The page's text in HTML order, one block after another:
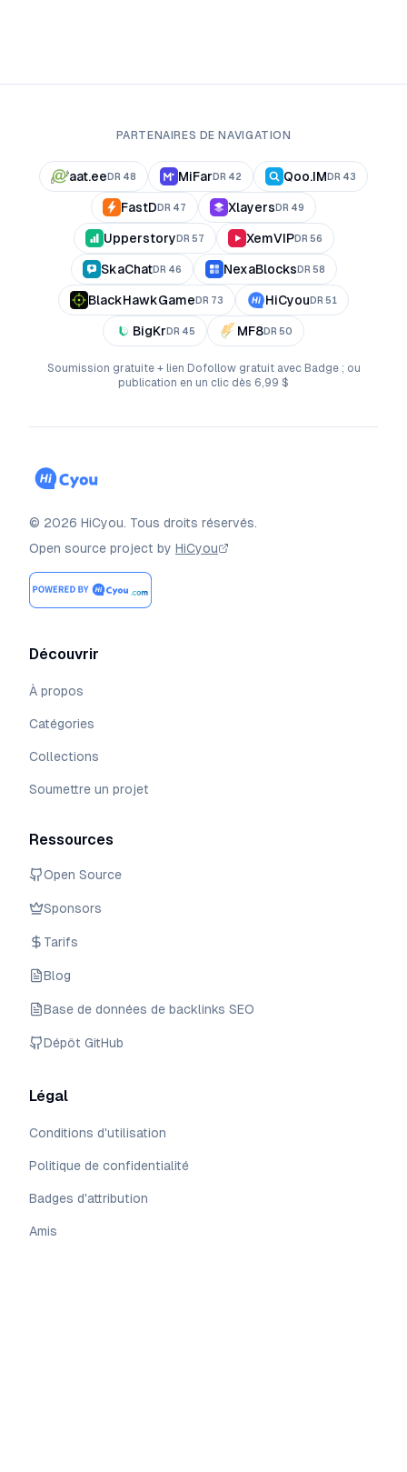
PARTENAIRES DE NAVIGATION
aat.ee DR 48 MiFar DR 42 Qoo.IM DR 43
FastD DR 47 Xlayers DR 49
Upperstory DR 57 XemVIPDR 56
SkaChatDR 46 NexaBlocks DR 58
BlackHawkGame DR 73 HiCyou DR 51
BigKr DR 45 MF8DR 50
Soumission gratuite + lien Dofollow gratuit avec Badge ; ou
publication en un clic dès 6,99 $
© 2026 HiCyou. Tous droits réservés.
Open source project by HiCyou
Découvrir
À propos
Catégories
Collections
Soumettre un projet
Ressources
Open Source
Sponsors
Tarifs
Blog
Base de données de backlinks SEO
Dépôt GitHub
Légal
Conditions d'utilisation
Politique de confidentialité
Badges d'attribution
Amis